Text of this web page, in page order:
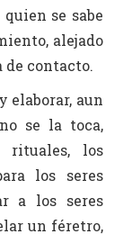
se sabe
alejado
de contacto.
elaborar, aun
se la toca,
rituales, los
los seres
a los seres
un féretro,